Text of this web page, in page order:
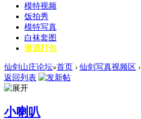
模特视频
饭拍秀
模特写真
白袜套图
资源打包
仙剑山庄论坛»首页 › 仙剑写真视频区 ›
返回列表
小喇叭